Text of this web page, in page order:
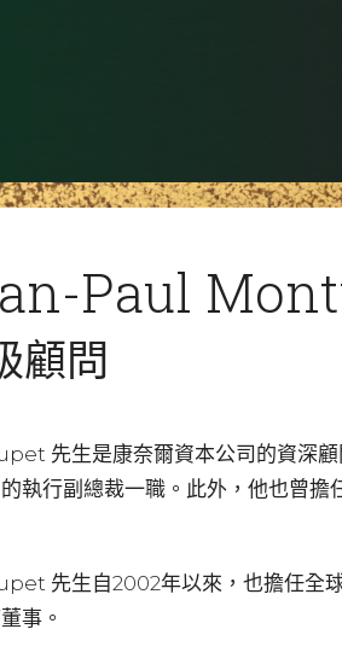
Paul
顧問
先生是康奈爾資本公司的資深顧
執行副總裁一職。此外，他也曾
先生自2002年以來，也擔任全
事。